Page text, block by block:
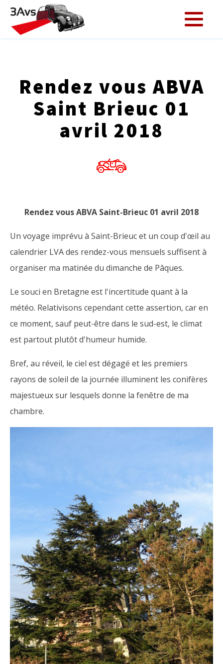
Rendez vous ABVA
Saint Brieuc 01
avril 2018
Rendez vous ABVA Saint-Brieuc 01 avril 2018
Un voyage imprévu à Saint-Brieuc et un coup d'œil au
calendrier LVA des rendez-vous mensuels suffisent à
organiser ma matinée du dimanche de Pâques.
Le souci en Bretagne est l'incertitude quant à la
météo. Relativisons cependant cette assertion, car en
ce moment, sauf peut-être dans le sud-est, le climat
est partout plutôt d'humeur humide.
Bref, au réveil, le ciel est dégagé et les premiers
rayons de soleil de la journée illuminent les conifères
majestueux sur lesquels donne la fenêtre de ma
chambre.